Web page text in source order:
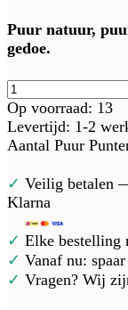
Puur natuur,
gedoe.
Op voorraad: 13
Levertijd: 1-2
Aantal Puur
✓ Veilig betalen
Klarna
✓ Elke bestelling
✓ Vanaf nu: spaar
✓ Vragen? Wij